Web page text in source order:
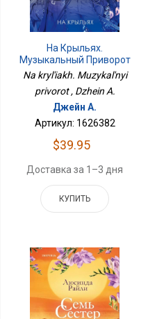
На Крыльях.
Музыкальный Приворот
Na kryl'iakh. Muzykal'nyi
privorot , Dzhein A.
Джейн А.
Артикул: 1626382
$39.95
Доставка за 1–3 дня
КУПИТЬ